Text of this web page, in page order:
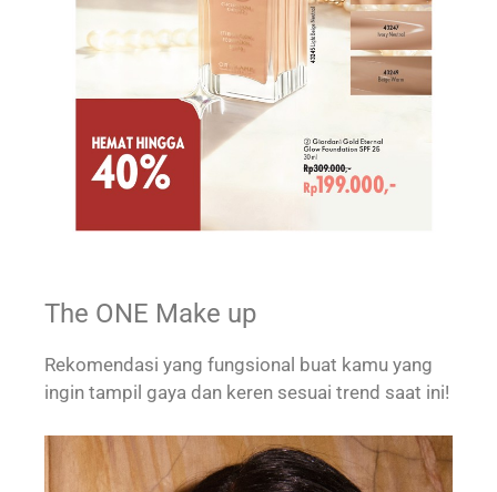
The ONE Make up
Rekomendasi yang fungsional buat kamu yang
ingin tampil gaya dan keren sesuai trend saat ini!